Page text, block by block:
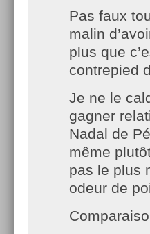
Pas faux
malin
plus que
contrepied
Je ne le
gagner
Nadal de
même
pas le plus
odeur de